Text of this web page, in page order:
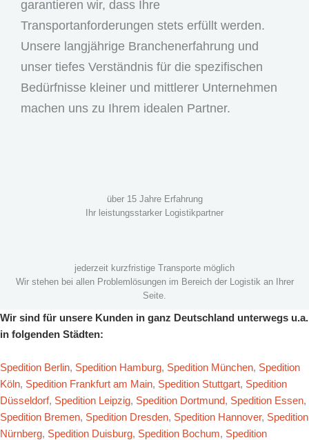
garantieren wir, dass Ihre
Transportanforderungen stets erfüllt werden.
Unsere langjährige Branchenerfahrung und
unser tiefes Verständnis für die spezifischen
Bedürfnisse kleiner und mittlerer Unternehmen
machen uns zu Ihrem idealen Partner.
über 15 Jahre Erfahrung
Ihr leistungsstarker Logistikpartner
jederzeit kurzfristige Transporte möglich
Wir stehen bei allen Problemlösungen im Bereich der Logistik an Ihrer
Seite.
Wir sind für unsere Kunden in ganz Deutschland unterwegs u.a.
in folgenden Städten:
Spedition Berlin, Spedition Hamburg, Spedition München, Spedition
Köln, Spedition Frankfurt am Main, Spedition Stuttgart, Spedition
Düsseldorf, Spedition Leipzig, Spedition Dortmund, Spedition Essen,
Spedition Bremen, Spedition Dresden, Spedition Hannover, Spedition
Nürnberg, Spedition Duisburg, Spedition Bochum, Spedition